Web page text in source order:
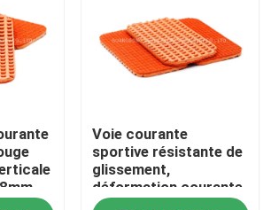
Voie courante
sportive résistante de
glissement,
déformation courante
en caoutchouc de la